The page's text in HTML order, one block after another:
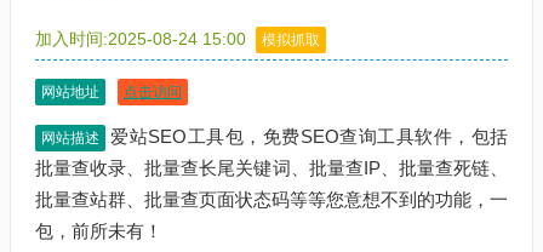
加入时间:2025-08-24 15:00 模拟抓取
网站地址 点击访问
网站描述
爱站SEO工具包，免费SEO查询工具软件，包括
批量查收录、批量查长尾关键词、批量查IP、批量查死链、
批量查站群、批量查页面状态码等等您意想不到的功能，一
包，前所未有！